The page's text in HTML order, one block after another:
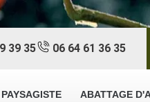
PAYSAGISTE
ABATTAGE
39 35 06 64 61 36 35